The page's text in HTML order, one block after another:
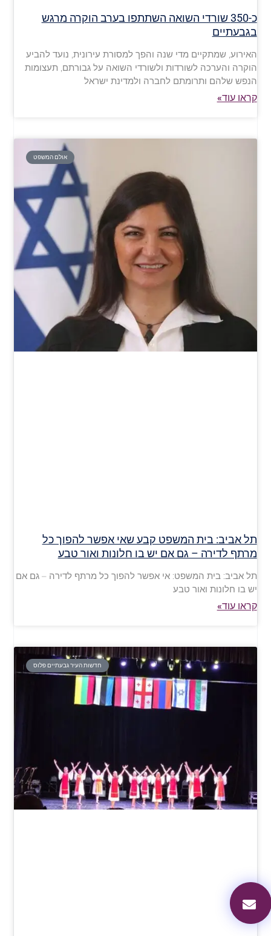
כ-350 שורדי השואה השתתפו בערב הוקרה מרגש
בגבעתיים
האירוע, שמתקיים מדי שנה והפך למסורת עירונית, נועד להביע
הוקרה והערכה לשורדות ולשורדי השואה על גבורתם, תעצומות
הנפש שלהם ותרומתם לחברה ולמדינת ישראל
קראו עוד»
אולם המשפט
תל אביב: בית המשפט קבע שאי אפשר להפוך כל
מרתף לדירה – גם אם יש בו חלונות ואור טבע
תל אביב: בית המשפט: אי אפשר להפוך כל מרתף לדירה – גם אם
יש בו חלונות ואור טבע
קראו עוד»
חדשות העיר גבעתיים פלוס